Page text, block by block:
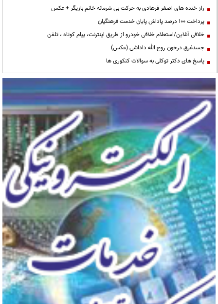
راز خنده های اصغر فرهادی به حرکت بی شرمانه خانم بازیگر + عکس
پرداخت ۱۰۰ درصد پاداش پایان خدمت فرهنگیان
خلافی آنلاین/استعلام خلافی خودرو از طریق اینترنت، پیام کوتاه ، تلفن
جسدغرق درخون روح الله داداشی (عکس)
پاسخ های دکتر توکلی به سوالات کنکوری ها